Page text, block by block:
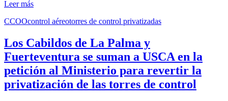
Leer más
CCOOcontrol aéreotorres de control privatizadas
Los Cabildos de La Palma y
Fuerteventura se suman a USCA en la
petición al Ministerio para revertir la
privatización de las torres de control